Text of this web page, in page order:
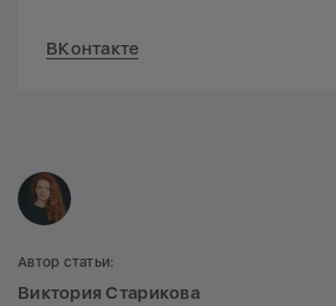
ВКонтакте
Автор статьи:
Виктория Старикова